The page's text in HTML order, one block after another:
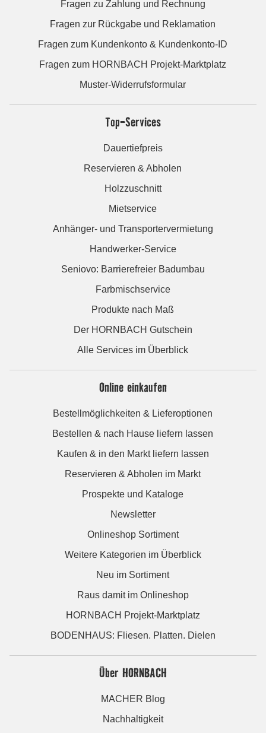
Fragen zu Zahlung und Rechnung
Fragen zur Rückgabe und Reklamation
Fragen zum Kundenkonto & Kundenkonto-ID
Fragen zum HORNBACH Projekt-Marktplatz
Muster-Widerrufsformular
Top-Services
Dauertiefpreis
Reservieren & Abholen
Holzzuschnitt
Mietservice
Anhänger- und Transportervermietung
Handwerker-Service
Seniovo: Barrierefreier Badumbau
Farbmischservice
Produkte nach Maß
Der HORNBACH Gutschein
Alle Services im Überblick
Online einkaufen
Bestellmöglichkeiten & Lieferoptionen
Bestellen & nach Hause liefern lassen
Kaufen & in den Markt liefern lassen
Reservieren & Abholen im Markt
Prospekte und Kataloge
Newsletter
Onlineshop Sortiment
Weitere Kategorien im Überblick
Neu im Sortiment
Raus damit im Onlineshop
HORNBACH Projekt-Marktplatz
BODENHAUS: Fliesen. Platten. Dielen
Über HORNBACH
MACHER Blog
Nachhaltigkeit